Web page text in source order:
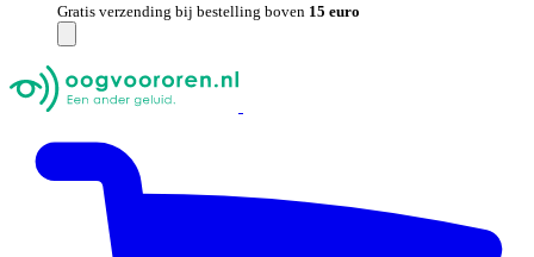
Gratis verzending bij bestelling boven 15 euro